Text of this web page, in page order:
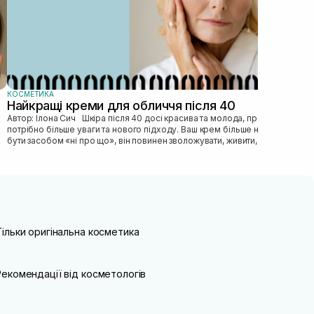
КОСМЕТИКА
Найкращі креми для обличчя після 40
Автор: Ілона Сич Шкіра після 40 досі красива та молода, просто їй
потрібно більше уваги та нового підходу. Ваш крем більше не може
бути засобом «ні про що», він повинен зволожувати, живити, покр...
оригінальна косметика
від косметологів